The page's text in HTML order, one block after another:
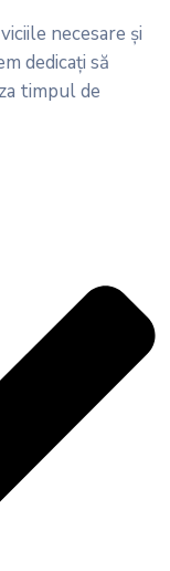
necesare și
dedicați să
timpul de